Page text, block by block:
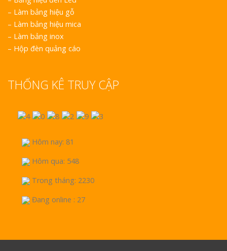
– Làm bảng hiệu gỗ
– Làm bảng hiệu mica
– Làm bảng inox
– Hộp đèn quảng cáo
THỐNG KÊ TRUY CẬP
Hôm nay: 81
Hôm qua: 548
Trong tháng: 2230
Đang online : 27